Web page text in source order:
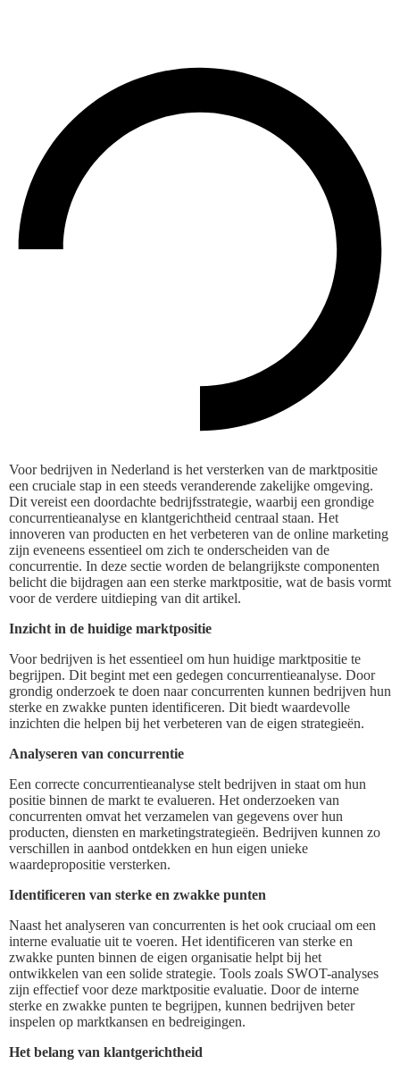
Voor bedrijven in Nederland is het versterken van de marktpositie
een cruciale stap in een steeds veranderende zakelijke omgeving.
Dit vereist een doordachte bedrijfsstrategie, waarbij een grondige
concurrentieanalyse en klantgerichtheid centraal staan. Het
innoveren van producten en het verbeteren van de online marketing
zijn eveneens essentieel om zich te onderscheiden van de
concurrentie. In deze sectie worden de belangrijkste componenten
belicht die bijdragen aan een sterke marktpositie, wat de basis vormt
voor de verdere uitdieping van dit artikel.
Inzicht in de huidige marktpositie
Voor bedrijven is het essentieel om hun huidige marktpositie te
begrijpen. Dit begint met een gedegen concurrentieanalyse. Door
grondig onderzoek te doen naar concurrenten kunnen bedrijven hun
sterke en zwakke punten identificeren. Dit biedt waardevolle
inzichten die helpen bij het verbeteren van de eigen strategieën.
Analyseren van concurrentie
Een correcte concurrentieanalyse stelt bedrijven in staat om hun
positie binnen de markt te evalueren. Het onderzoeken van
concurrenten omvat het verzamelen van gegevens over hun
producten, diensten en marketingstrategieën. Bedrijven kunnen zo
verschillen in aanbod ontdekken en hun eigen unieke
waardepropositie versterken.
Identificeren van sterke en zwakke punten
Naast het analyseren van concurrenten is het ook cruciaal om een
interne evaluatie uit te voeren. Het identificeren van sterke en
zwakke punten binnen de eigen organisatie helpt bij het
ontwikkelen van een solide strategie. Tools zoals SWOT-analyses
zijn effectief voor deze marktpositie evaluatie. Door de interne
sterke en zwakke punten te begrijpen, kunnen bedrijven beter
inspelen op marktkansen en bedreigingen.
Het belang van klantgerichtheid